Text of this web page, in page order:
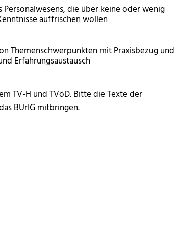
die über keine oder wenig
auffrischen wollen
Themenschwerpunkten mit Praxisbezug und
Erfahrungsaustausch
TV-H und TVöD. Bitte die Texte der
BUrIG mitbringen.